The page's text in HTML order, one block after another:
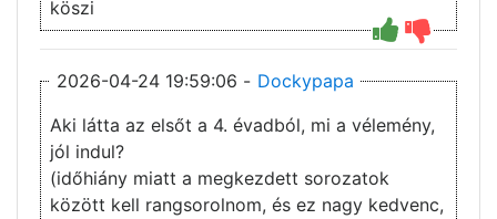
köszi
2026-04-24 19:59:06 - Dockypapa
Aki látta az elsőt a 4. évadból, mi a vélemény,
jól indul?
(időhiány miatt a megkezdett sorozatok
között kell rangsorolnom, és ez nagy kedvenc,